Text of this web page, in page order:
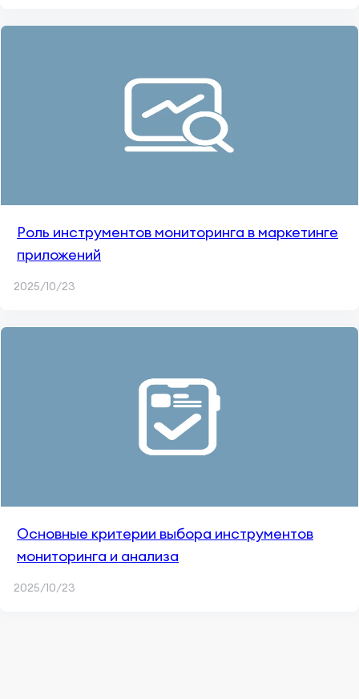
Роль инструментов мониторинга в маркетинге
приложений
2025/10/23
Основные критерии выбора инструментов
мониторинга и анализа
2025/10/23